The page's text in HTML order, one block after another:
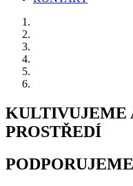
KULTIVUJEME
PROSTŘEDÍ